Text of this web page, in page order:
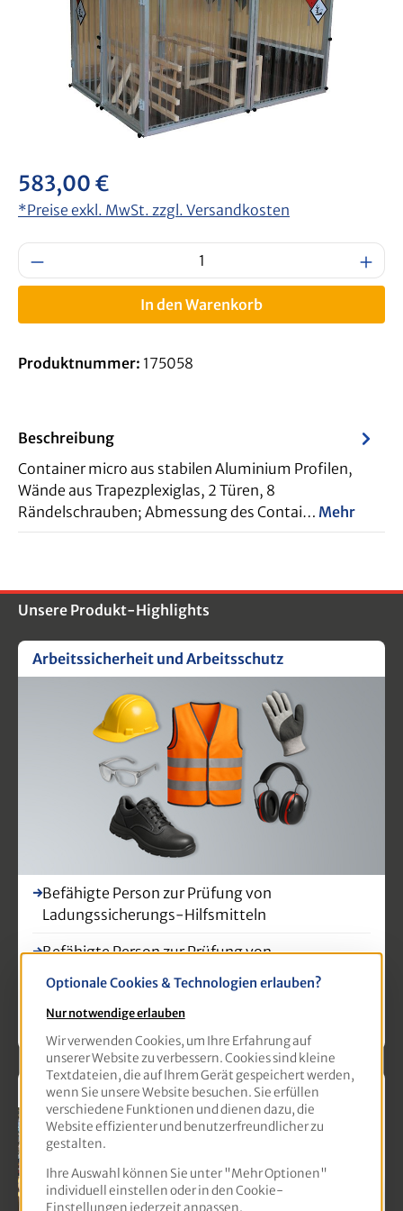
Regulärer Preis:
583,00 €
*Preise exkl. MwSt. zzgl. Versandkosten
Produkt Anzahl: Gib den gewünschten
In den Warenkorb
Produktnummer: 175058
Beschreibung
Container micro aus stabilen Aluminium Profilen,
Wände aus Trapezplexiglas, 2 Türen, 8
Rändelschrauben; Abmessung des Contai… Mehr
Unsere Produkt-Highlights
Arbeitssicherheit und Arbeitsschutz
Befähigte Person zur Prüfung von
Ladungssicherungs-Hilfsmitteln
Befähigte Person zur Prüfung von
Anschlagmitteln
Befähigte Person zur Prüfung von Winden,
Hub- und Zuggeräten
Straßen- und Tiefbau
Nur notwendige erlauben
Optionale Cookies & Technologien erlauben?
Wir verwenden Cookies, um Ihre Erfahrung auf
unserer Website zu verbessern. Cookies sind kleine
Textdateien, die auf Ihrem Gerät gespeichert werden,
wenn Sie unsere Website besuchen. Sie erfüllen
verschiedene Funktionen und dienen dazu, die
Website effizienter und benutzerfreundlicher zu
gestalten.
Ihre Auswahl können Sie unter "Mehr Optionen"
individuell einstellen oder in den Cookie-
Einstellungen jederzeit anpassen.